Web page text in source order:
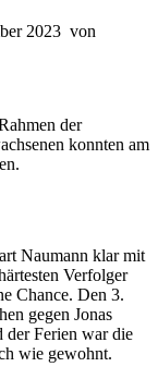
2023 von
der
konnten am
Naumann klar mit
Verfolger
Chance. Den 3.
gegen Jonas
der Ferien war die
wie gewohnt.